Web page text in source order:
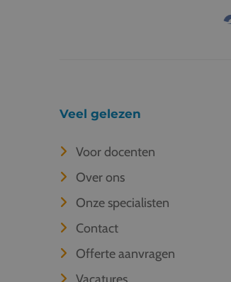
Veel gelezen
Voor docenten
Over ons
Onze specialisten
Contact
Offerte aanvragen